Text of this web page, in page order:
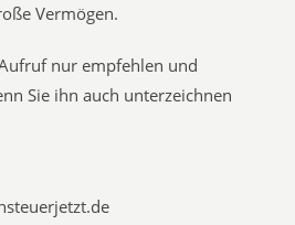
Vermögen.
nur empfehlen und
Sie ihn auch unterzeichnen